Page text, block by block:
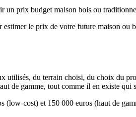
prix budget maison bois ou
le prix de votre future maison
utilisés, du terrain choisi, du choix du
de gamme, tout comme il en existe qui
cost) et 150 000 euros (haut de